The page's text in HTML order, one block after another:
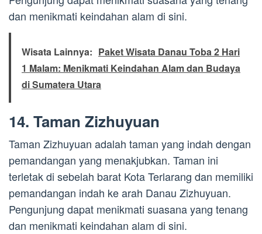
dan menikmati keindahan alam di sini.
Wisata Lainnya: Paket Wisata Danau Toba 2 Hari
1 Malam: Menikmati Keindahan Alam dan Budaya
di Sumatera Utara
14. Taman Zizhuyuan
Taman Zizhuyuan adalah taman yang indah dengan
pemandangan yang menakjubkan. Taman ini
terletak di sebelah barat Kota Terlarang dan memiliki
pemandangan indah ke arah Danau Zizhuyuan.
Pengunjung dapat menikmati suasana yang tenang
dan menikmati keindahan alam di sini.